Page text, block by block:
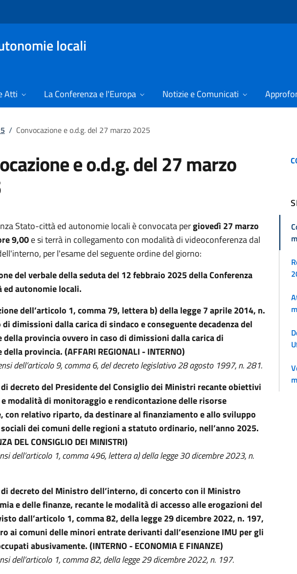
locali
Atti La Conferenza e l'Europa Notizie e Comunicati
/ Convocazione e o.d.g. del 27 marzo 2025
e o.d.g. del 27 marzo
Stato-città ed autonomie locali è convocata pergiovedì 27 marzo
9,00e si terrà in collegamento con modalità di videoconferenza dal
per l'esame del seguente ordine del giorno:
del verbale della seduta del 12 febbraio 2025 della Conferenza
autonomie locali.
dell’articolo 1, comma 79, lettera b) della legge 7 aprile 2014, n.
di dimissioni dalla carica di sindaco e conseguente decadenza del
della provincia ovvero in caso di dimissioni dalla carica di
provincia. (AFFARI REGIONALI - INTERNO)
dell’articolo 9, comma 6, del decreto legislativo 28 agosto 1997, n. 281.
di decreto del Presidente del Consiglio dei Ministri recante obiettivi
modalità di monitoraggio e rendicontazione delle risorse
con relativo riparto, da destinare al finanziamento e allo sviluppo
dei comuni delle regioni a statuto ordinario, nell’anno 2025.
DEL CONSIGLIO DEI MINISTRI)
dell’articolo 1, comma 496, lettera a) della legge 30 dicembre 2023, n.
di decreto del Ministro dell’interno, di concerto con il Ministro
e delle finanze, recante le modalità di accesso alle erogazioni del
dall’articolo 1, comma 82, della legge 29 dicembre 2022, n. 197,
ai comuni delle minori entrate derivanti dall’esenzione IMU per gli
abusivamente. (INTERNO - ECONOMIA E FINANZE)
dell’articolo 1, comma 82, della legge 29 dicembre 2022, n. 197.